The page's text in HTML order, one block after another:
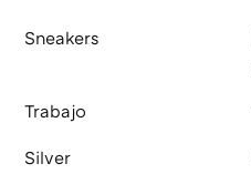
Sneakers
Trabajo
Silver